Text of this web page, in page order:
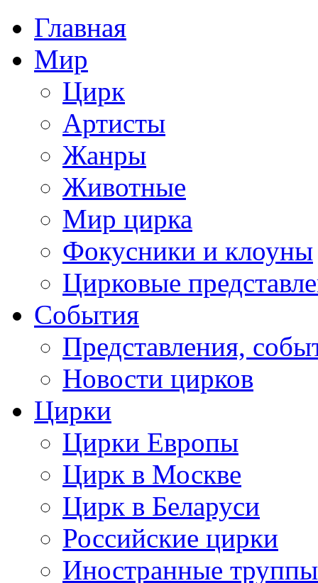
Главная
Мир
Цирк
Артисты
Жанры
Животные
Мир цирка
Фокусники и клоуны
Цирковые
События
Представления,
Новости цирков
Цирки
Цирки Европы
Цирк в Москве
Цирк в Беларуси
Российские цирки
Иностранные труппы